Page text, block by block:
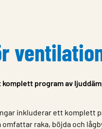
program av
inkluderar ett komplett
raka, böjda och